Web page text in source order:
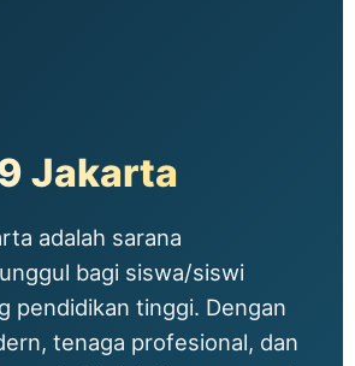
Jakarta
adalah sarana
bagi siswa/siswi
pendidikan tinggi. Dengan
tenaga profesional, dan